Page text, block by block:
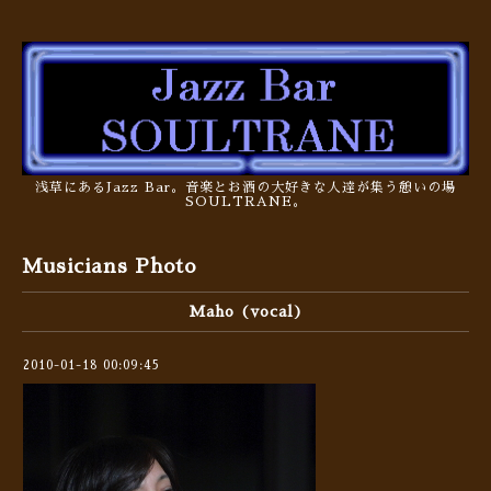
浅草にあるJazz Bar。音楽とお酒の大好きな人達が集う憩いの場
SOULTRANE。
Musicians Photo
Maho (vocal)
2010-01-18 00:09:45